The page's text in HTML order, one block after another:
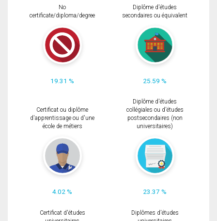
No
certificate/diploma/degree
19.31 %
Diplôme d'études
secondaires ou équivalent
25.59 %
Certificat ou diplôme
d'apprentissage ou d'une
école de métiers
4.02 %
Diplôme d'études
collégiales ou d'études
postsecondaires (non
universitaires)
23.37 %
Certificat d'études
Diplômes d'études